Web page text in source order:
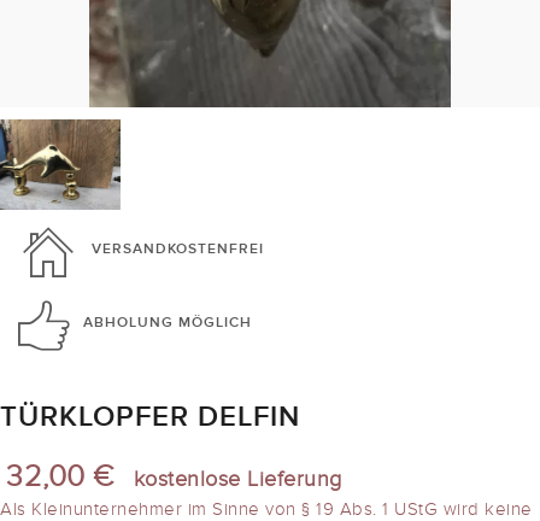
VERSANDKOSTENFREI
ABHOLUNG MÖGLICH
TÜRKLOPFER DELFIN
32,00 € kostenlose Lieferung
Als Kleinunternehmer im Sinne von § 19 Abs. 1 UStG wird keine